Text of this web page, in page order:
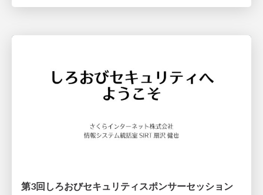
第3回しろおびセキュリティスポンサーセッション